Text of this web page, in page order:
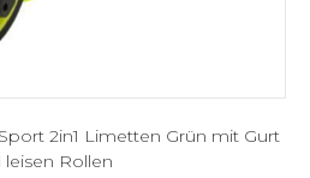
2in1 Limetten Grün mit Gurt
leisen Rollen